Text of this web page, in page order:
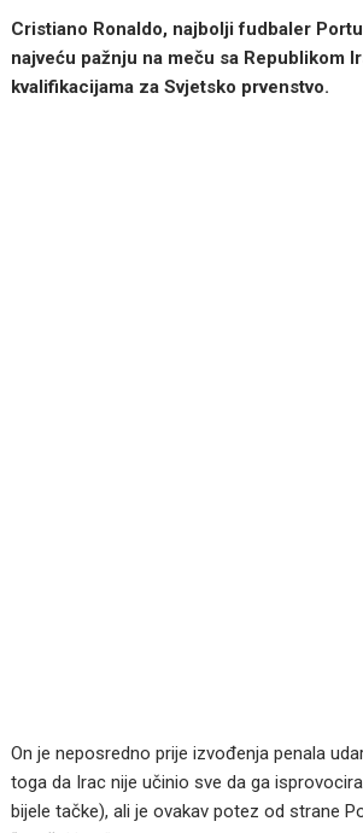
Cristiano Ronaldo, najbolji fudbaler
najveću pažnju na meču sa Republikom
kvalifikacijama za Svjetsko prvenstvo.
On je neposredno prije izvođenja penala
toga da Irac nije učinio sve da ga
bijele tačke), ali je ovakav potez od strane